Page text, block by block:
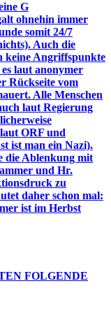
G
ohnehin immer
somit 24/7
Auch die
keine Angriffspunkte
laut anonymer
Rückseite vom
Alle Menschen
laut Regierung
ORF und
ist man ein Nazi).
die Ablenkung mit
und Hr.
zu
daher schon mal:
ist im Herbst
FOLGENDE